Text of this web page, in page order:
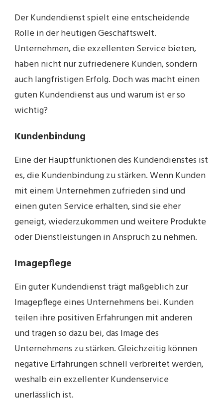
Der Kundendienst spielt eine entscheidende
Rolle in der heutigen Geschäftswelt.
Unternehmen, die exzellenten Service bieten,
haben nicht nur zufriedenere Kunden, sondern
auch langfristigen Erfolg. Doch was macht einen
guten Kundendienst aus und warum ist er so
wichtig?
Kundenbindung
Eine der Hauptfunktionen des Kundendienstes ist
es, die Kundenbindung zu stärken. Wenn Kunden
mit einem Unternehmen zufrieden sind und
einen guten Service erhalten, sind sie eher
geneigt, wiederzukommen und weitere Produkte
oder Dienstleistungen in Anspruch zu nehmen.
Imagepflege
Ein guter Kundendienst trägt maßgeblich zur
Imagepflege eines Unternehmens bei. Kunden
teilen ihre positiven Erfahrungen mit anderen
und tragen so dazu bei, das Image des
Unternehmens zu stärken. Gleichzeitig können
negative Erfahrungen schnell verbreitet werden,
weshalb ein exzellenter Kundenservice
unerlässlich ist.